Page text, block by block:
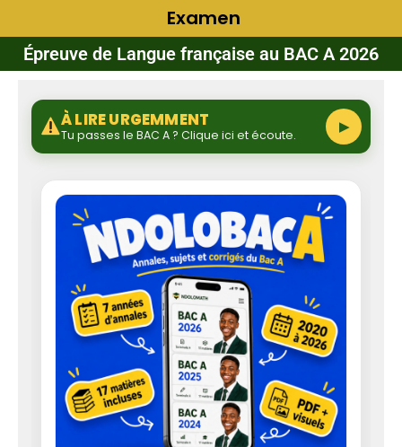
Examen
Épreuve de Langue française au BAC A 2026
À LIRE URGEMMENT
Tu passes le BAC A ? Clique ici et écoute. ▶